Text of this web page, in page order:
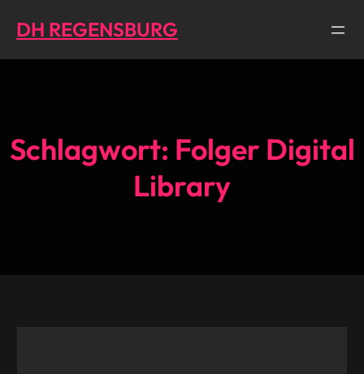
zum
Inhalt
DH REGENSBURG
Schlagwort: Folger Digital
Library